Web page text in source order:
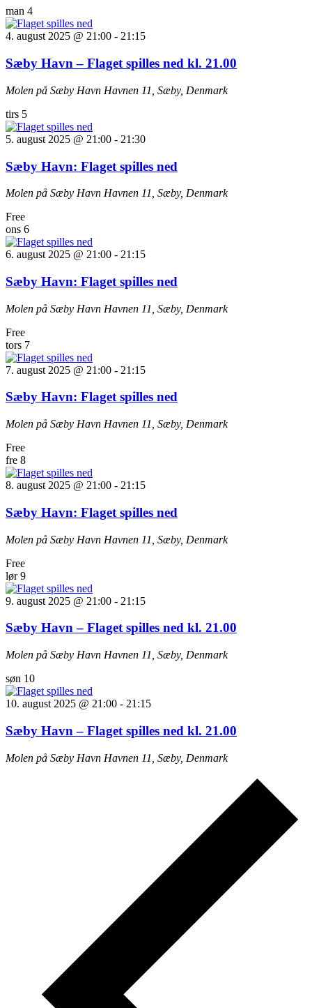
man 4
4. august 2025 @ 21:00 - 21:15
Sæby Havn – Flaget spilles ned kl. 21.00
Molen på Sæby Havn Havnen 11, Sæby, Denmark
tirs 5
5. august 2025 @ 21:00 - 21:30
Sæby Havn: Flaget spilles ned
Molen på Sæby Havn Havnen 11, Sæby, Denmark
Free
ons 6
6. august 2025 @ 21:00 - 21:15
Sæby Havn: Flaget spilles ned
Molen på Sæby Havn Havnen 11, Sæby, Denmark
Free
tors 7
7. august 2025 @ 21:00 - 21:15
Sæby Havn: Flaget spilles ned
Molen på Sæby Havn Havnen 11, Sæby, Denmark
Free
fre 8
8. august 2025 @ 21:00 - 21:15
Sæby Havn: Flaget spilles ned
Molen på Sæby Havn Havnen 11, Sæby, Denmark
Free
lør9
9. august 2025 @ 21:00 - 21:15
Sæby Havn – Flaget spilles ned kl. 21.00
Molen på Sæby Havn Havnen 11, Sæby, Denmark
søn 10
10. august 2025 @ 21:00 - 21:15
Sæby Havn – Flaget spilles ned kl. 21.00
Molen på Sæby Havn Havnen 11, Sæby, Denmark